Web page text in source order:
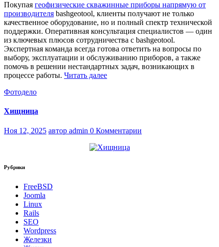
Покупая геофизические скважинные приборы напрямую от
производителя bashgeotool, клиенты получают не только
качественное оборудование, но и полный спектр технической
поддержки. Оперативная консультация специалистов — один
из ключевых плюсов сотрудничества с bashgeotool.
Экспертная команда всегда готова ответить на вопросы по
выбору, эксплуатации и обслуживанию приборов, а также
помочь в решении нестандартных задач, возникающих в
процессе работы. Читать далее
Фотодело
Хищница
Ноя 12, 2025 автор admin 0 Комментарии
Рубрики
FreeBSD
Joomla
Linux
Rails
SEO
Wordpress
Железки